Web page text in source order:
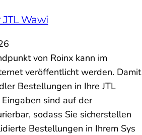
Wawi
von Roinx kann im
veröffentlicht werden. Damit
Bestellungen in Ihre JTL
sind auf der
sodass Sie sicherstellen
Bestellungen in Ihrem Sys